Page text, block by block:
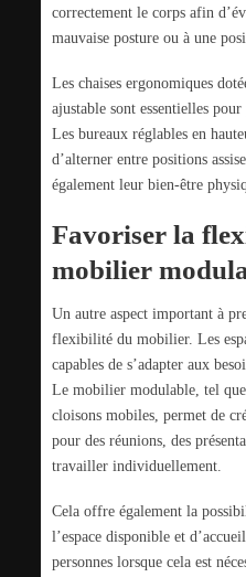
correctement le corps afin
mauvaise posture ou à une
Les chaises ergonomiques
ajustable sont essentielles
Les bureaux réglables en
d’alterner entre positions
également leur bien-être
Favoriser la
mobilier
Un autre aspect important à
flexibilité du mobilier. Les
capables de s’adapter aux
Le mobilier modulable, tel
cloisons mobiles, permet de
pour des réunions, des
travailler individuellement.
Cela offre également la
l’espace disponible et
personnes lorsque cela est